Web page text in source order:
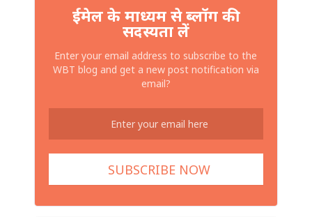
ईमेल के माध्यम से ब्लॉग की
सदस्यता लें
Enter your email address to subscribe to the
WBT blog and get a new post notification via
email?